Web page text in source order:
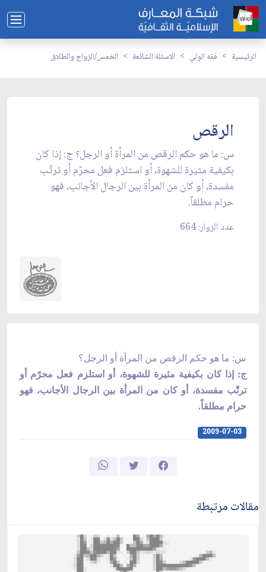
الرئيسية فقه الولي الاسئلة الشائعة الخمس/الزواج والطلاق
الرقص
س: ما هو حكم الرقص من المرأة أو الرجل؟ ج: إذا كان
بكيفية مثيرة للشهوة، أو استلزم فعل محرّم أو ترتّب
مفسدة، أو كان من المرأة بين الرجال الأجانب، فهو
حرام مطلقاً.
عدد الزوار: 664
س: ما هو حكم الرقص من المرأة أو الرجل؟
ج: إذا كان بكيفية مثيرة للشهوة، أو استلزم فعل محرّم أو
ترتّب مفسدة، أو كان من المرأة بين الرجال الأجانب، فهو
حرام مطلقاً.
2009-07-03
مقالات مرتبطة